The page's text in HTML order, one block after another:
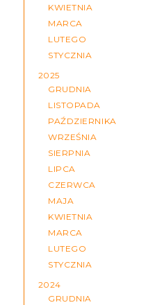
KWIETNIA
MARCA
LUTEGO
STYCZNIA
2025
GRUDNIA
LISTOPADA
PAŹDZIERNIKA
WRZEŚNIA
SIERPNIA
LIPCA
CZERWCA
MAJA
KWIETNIA
MARCA
LUTEGO
STYCZNIA
2024
GRUDNIA